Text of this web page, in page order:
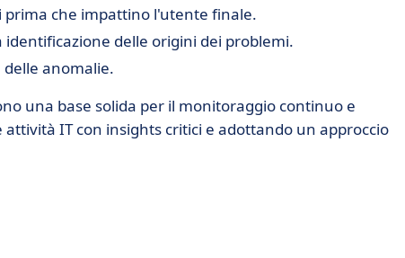
che impattino l'utente finale.
identificazione delle origini dei problemi.
anomalie.
una base solida per il monitoraggio continuo e
IT con insights critici e adottando un approccio